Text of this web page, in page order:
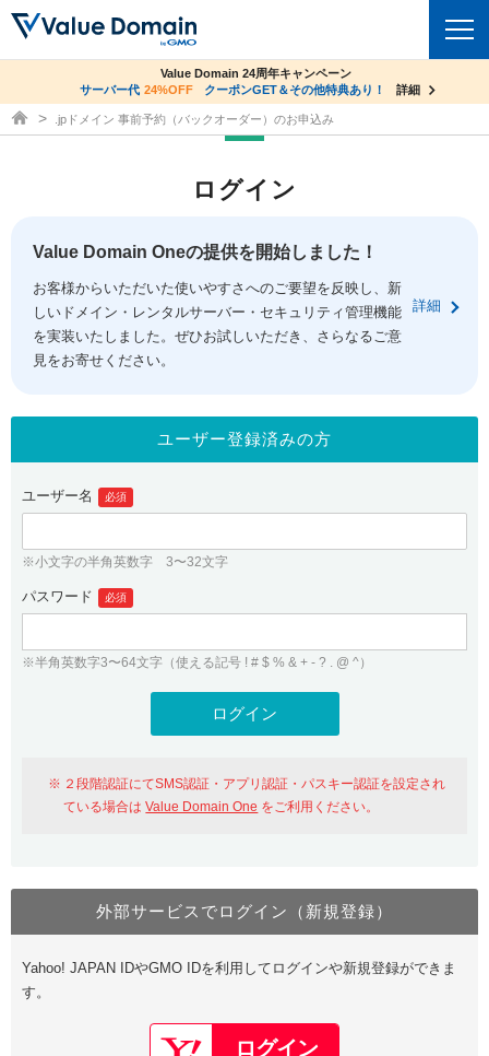
ドメイントップ
ドメイン移管
ドメイン価格一覧
ドメイン一括検索
.jpドメインオークション
gTLDオークション NEW!
.jpドメインバックオーダー
プレミアムドメイン
人気ドメインの種類
WHOIS検索
コアサーバー
バリューサーバー
XREA
セキュリティトップ
Value Domain ネットde診断
SSL証明書
サービストップ
お得意様割引
紹介制度
バリュードメインAPI
ドメイン・ホスティングOEM
facebook
ログイン
従来のバリュードメインをご利用希望の方
Value Domainにログイン
おすすめ One レンタルサーバーを含む最新の機能を使う方
Value Domain Oneにログイン
Google
ユーザー登録
Value Domain Oneアカウント作成
以下でも登録可能
co.jpドメイン✕コアサーバーV2ビジネス応援キャンペーン
サーバー料金1年間無料
詳細
Value Domain 24周年キャンペーン
サーバー代 24%OFF クーポンGET＆その他特典あり！ 詳細
ドメイン取得ならバリュードメイン
.jpドメイン 事前予約（バックオーダー）のお申込み
ログイン
Value Domain Oneの提供を開始しました！
お客様からいただいた使いやすさへのご要望を反映し、新
しいドメイン・レンタルサーバー・セキュリティ管理機能
を実装いたしました。ぜひお試しいただき、さらなるご意
見をお寄せください。
詳細
ユーザー登録済みの方
ユーザー名 必須
※小文字の半角英数字 3〜32文字
パスワード 必須
※半角英数字3〜64文字（使える記号 ! # $ % & + - ? . @ ^）
２段階認証にてSMS認証・アプリ認証・パスキー認証を設定され
ている場合はValue Domain One をご利用ください。
外部サービスでログイン（新規登録）
Yahoo! JAPAN IDやGMO IDを利用してログインや新規登録ができま
す。